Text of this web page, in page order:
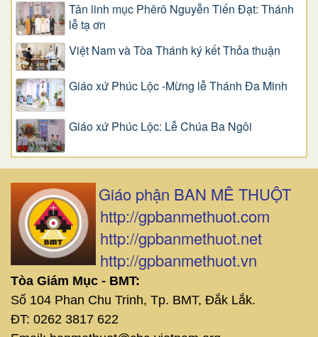
Tân linh mục Phêrô Nguyễn Tiến Đạt: Thánh
lễ tạ ơn
Việt Nam và Tòa Thánh ký kết Thỏa thuận
Giáo xứ Phúc Lộc -Mừng lễ Thánh Đa Minh
Giáo xứ Phúc Lộc: Lễ Chúa Ba Ngôi
Giáo phận BAN MÊ THUỘT
http://gpbanmethuot.com
http://gpbanmethuot.net
http://gpbanmethuot.vn
Tòa Giám Mục - BMT:
Số 104 Phan Chu Trinh, Tp. BMT, Đắk Lắk.
ĐT: 0262 3817 622